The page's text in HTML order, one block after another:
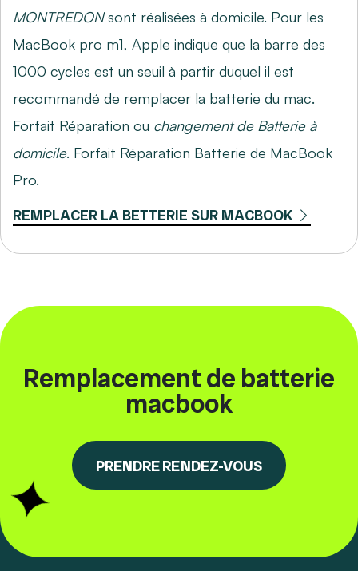
MONTREDONsont réalisées à domicile. Pour les
MacBook pro m1, Apple indique que la barre des
1000 cycles est un seuil à partir duquel il est
recommandé de remplacer la batterie du mac.
Forfait Réparation ou changement de Batterie à
domicile. Forfait Réparation Batterie de MacBook
Pro.
REMPLACER LA BETTERIE SUR MACBOOK
Remplacement de batterie
macbook
PRENDRE RENDEZ-VOUS